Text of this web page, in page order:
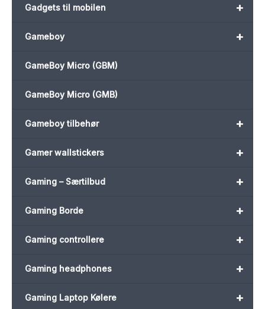
+
Gadgets til mobilen
+
Gameboy
GameBoy Micro (GBM)
GameBoy Micro (GMB)
+
Gameboy tilbehør
+
Gamer wallstickers
+
Gaming – Særtilbud
+
Gaming Borde
+
Gaming controllere
+
Gaming headphones
+
Gaming Laptop Kølere